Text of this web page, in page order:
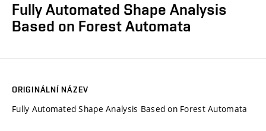
Fully Automated Shape Analysis
Based on Forest Automata
ORIGINÁLNÍ NÁZEV
Fully Automated Shape Analysis Based on Forest Automata